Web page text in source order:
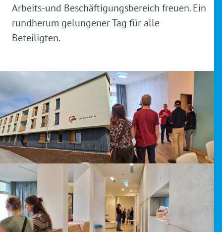
Arbeits-und Beschäftigungsbereich freuen. Ein
rundherum gelungener Tag für alle
Beteiligten.